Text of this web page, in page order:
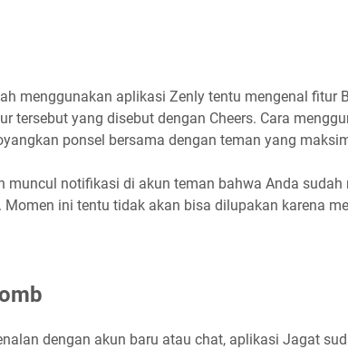
menggunakan aplikasi Zenly tentu mengenal fitur
tersebut yang disebut dengan Cheers. Cara
ponsel bersama dengan teman yang
muncul notifikasi di akun teman bahwa Anda sudah
Momen ini tentu tidak akan bisa dilupakan karena
dengan akun baru atau chat, aplikasi Jagat